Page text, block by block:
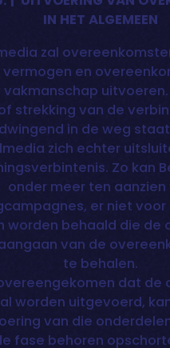
IN HET ALGEMEEN
zal
vermogen en
strekking van de
in de weg
zich echter
Zo kan
onder meer ten aanzien
er niet
worden behaald die de
van de
te behalen.
dat de
worden uitgevoerd,
van die
fase behoren